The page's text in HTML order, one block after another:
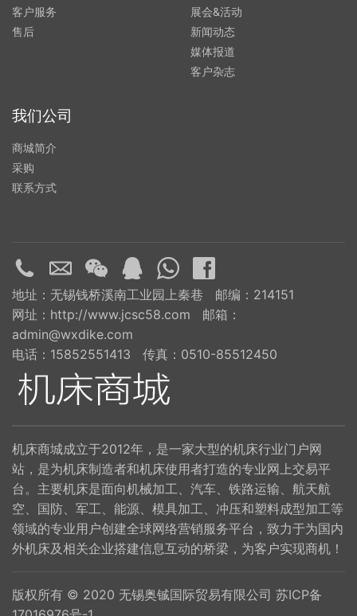
客户服务
售后
展会&活动
新闻动态
媒体报道
客户杂志
我们公司
商城简介
采购
联系方式
地址：无锡钱桥溪南工业园上秦巷 邮编：214151
网址：http://www.jcsc58.com 邮箱：
admin@wxdike.com
电话：15852551413 传真：0510-85512450
机床商城成立于2012年，是一家大型的机床行业门户网
站，是为机床制造者和机床使用者打造的专业网上交易平
台。主要机床是面向机械加工、汽车、铁路运输、航天航
空、国防、军工、能源、模具加工、冲压和塑料成型加工等
领域的专业用户创建全球网络营销服务平台，致力于为国内
外机床及相关企业搭建信息互动的桥梁，为客户实现商机！
版权所有 © 2020 无锡奥铖国际贸易有限公司 苏ICP备